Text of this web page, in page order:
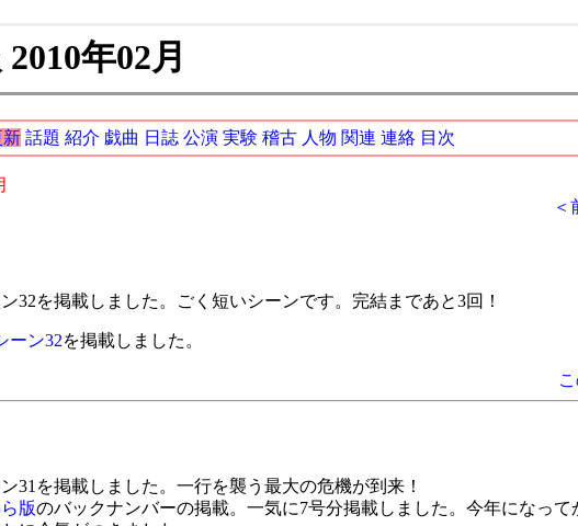
年02月
新 話題 紹介 戯曲 日誌 公演 実験 稽古 人物 関連 連絡 目次
＜
32を掲載しました。ごく短いシーンです。完結まであと3回！
ーン32を掲載しました。
31を掲載しました。一行を襲う最大の危機が到来！
版のバックナンバーの掲載。一気に7号分掲載しました。今年になって